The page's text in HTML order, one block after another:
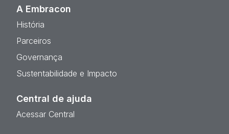
A Embracon
História
Parceiros
Governança
Sustentabilidade e Impacto
Central de ajuda
Acessar Central